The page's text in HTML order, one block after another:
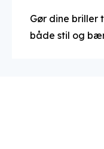
Gør dine briller
både stil og